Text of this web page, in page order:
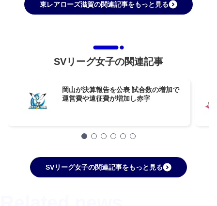
東レアローズ滋賀の関連記事をもっと見る
SVリーグ女子の関連記事
岡山が決算報告を公表 試合数の増加で
運営費や遠征費が増加し赤字
SVリーグ女子の関連記事をもっと見る